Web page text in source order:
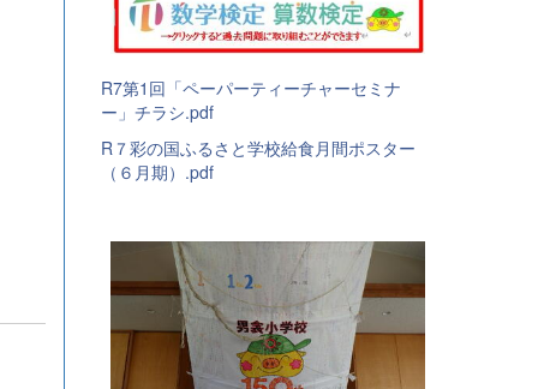
R7第1回「ペーパーティーチャーセミナ
ー」チラシ.pdf
R７彩の国ふるさと学校給食月間ポスター
（６月期）.pdf